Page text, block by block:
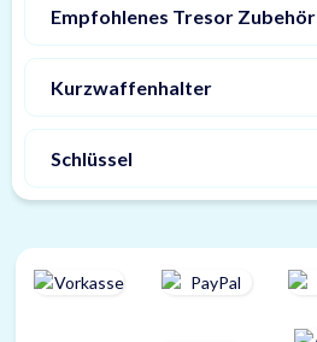
Empfohlenes Tresor Zubehör
Kurzwaffenhalter
Schlüssel